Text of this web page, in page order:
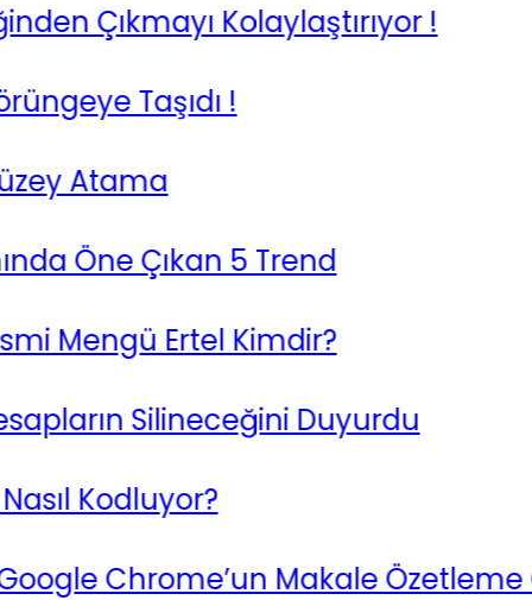
Çıkmayı Kolaylaştırıyor !
Taşıdı !
Atama
Öne Çıkan 5 Trend
Ertel Kimdir?
Silineceğini Duyurdu
Kodluyor?
Chrome’un Makale Özetleme